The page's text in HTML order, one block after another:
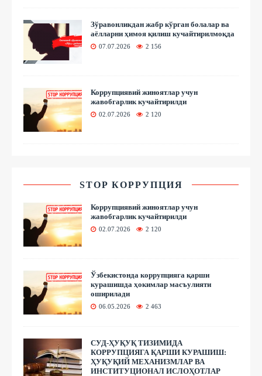
Зўравонликдан жабр кўрган болалар ва
аёлларни ҳимоя қилиш кучайтирилмоқда
07.07.2026 2 156
Коррупциявий жиноятлар учун
жавобгарлик кучайтирилди
02.07.2026 2 120
STOP КОРРУПЦИЯ
Коррупциявий жиноятлар учун
жавобгарлик кучайтирилди
02.07.2026 2 120
Ўзбекистонда коррупцияга қарши
курашишда ҳокимлар масъулияти
оширилади
06.05.2026 2 463
СУД-ҲУҚУҚ ТИЗИМИДА
КОРРУПЦИЯГА ҚАРШИ КУРАШИШ:
ҲУҚУҚИЙ МЕХАНИЗМЛАР ВА
ИНСТИТУЦИОНАЛ ИСЛОҲОТЛАР